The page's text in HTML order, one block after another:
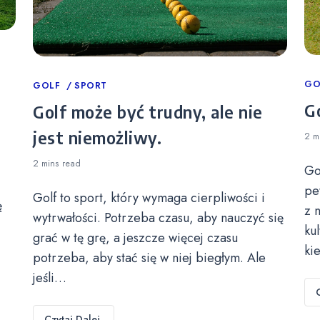
Categories
GOLF SPORT
Golf może być trudny, ale nie
jest niemożliwy.
2 mins read
Golf to sport, który wymaga cierpliwości i
wytrwałości. Potrzeba czasu, aby nauczyć się
grać w tę grę, a jeszcze więcej czasu
potrzeba, aby stać się w niej biegłym. Ale
jeśli…
2
z